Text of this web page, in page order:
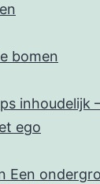
bomen
inhoudelijk
ego
Een